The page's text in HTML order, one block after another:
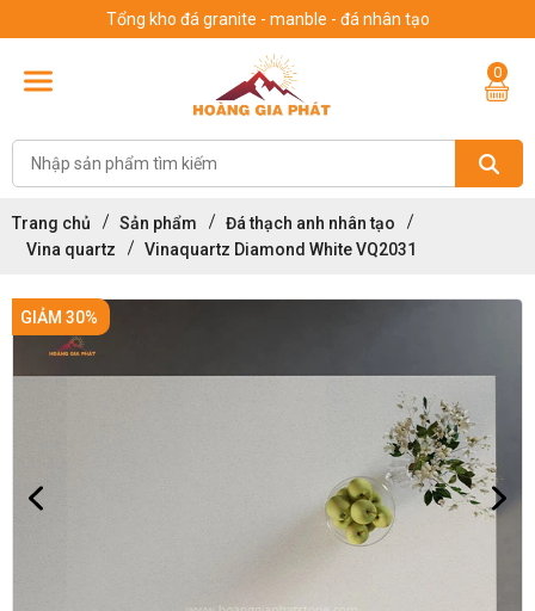
Tổng kho đá granite - manble - đá nhân tạo
0
Trang chủ Sản phẩm
Đá thạch anh nhân tạo
Vina quartz
Vinaquartz Diamond White VQ2031
GIẢM 30%